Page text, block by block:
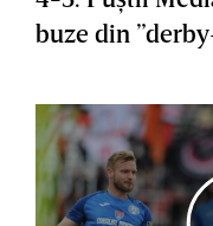
buze din